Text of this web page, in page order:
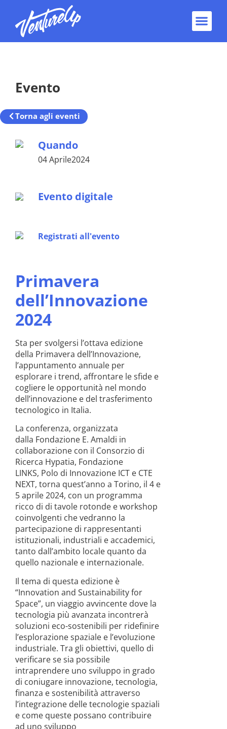
Evento
Torna agli eventi
Primavera
dell’Innovazione
2024
Sta per svolgersi l’ottava edizione
della Primavera dell’Innovazione,
l’appuntamento annuale per
esplorare i trend, affrontare le sfide e
cogliere le opportunità nel mondo
dell’innovazione e del trasferimento
tecnologico in Italia.
La conferenza, organizzata
dalla Fondazione E. Amaldi in
collaborazione con il Consorzio di
Ricerca Hypatia, Fondazione
LINKS, Polo di Innovazione ICT e CTE
NEXT, torna quest’anno a Torino, il 4 e
5 aprile 2024, con un programma
ricco di di tavole rotonde e workshop
coinvolgenti che vedranno la
partecipazione di rappresentanti
istituzionali, industriali e accademici,
tanto dall’ambito locale quanto da
quello nazionale e internazionale.
Il tema di questa edizione è
“Innovation and Sustainability for
Space”, un viaggio avvincente dove la
tecnologia più avanzata incontrerà
soluzioni eco-sostenibili per ridefinire
l’esplorazione spaziale e l’evoluzione
industriale. Tra gli obiettivi, quello di
verificare se sia possibile
intraprendere uno sviluppo in grado
di coniugare innovazione, tecnologia,
finanza e sostenibilità attraverso
l’integrazione delle tecnologie spaziali
e come queste possano contribuire
ad uno sviluppo
Quando
04 Aprile2024
Evento digitale
Registrati all'evento